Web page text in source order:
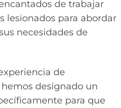
de trabajar
lesionados para abordar
necesidades de
de
designado un
para que